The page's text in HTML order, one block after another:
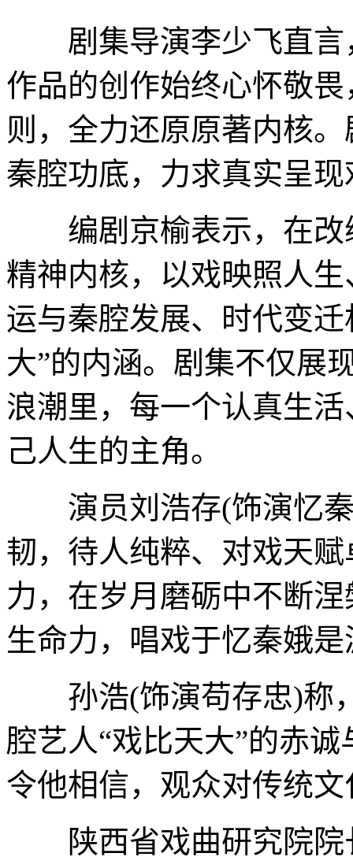
剧集导演李少飞直言
作品的创作始终心怀敬
则，全力还原原著内核
秦腔功底，力求真实呈
编剧京榆表示，在改
精神内核，以戏映照人
运与秦腔发展、时代变
大”的内涵。剧集不仅展
浪潮里，每一个认真生
己人生的主角。
演员刘浩存(饰演忆秦
韧，待人纯粹、对戏天
力，在岁月磨砺中不断
生命力，唱戏于忆秦娥
孙浩(饰演苟存忠)称，
腔艺人“戏比天大”的赤
令他相信，观众对传统
陕西省戏曲研究院院